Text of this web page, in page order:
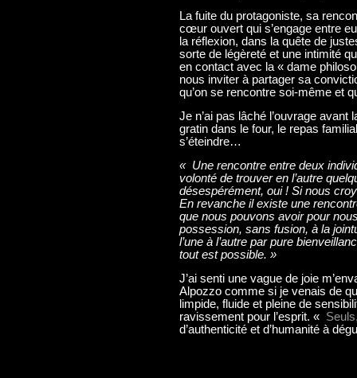
La fuite du protagoniste, sa
cœur ouvert qui s’engage entre
la réflexion, dans la quête de
sorte de légèreté et une intimité
en contact avec la « dame
nous inviter à partager sa
qu’on se rencontre soi-même et
Je n’ai pas lâché l’ouvrage avant
gratin dans le four, le repas
s’éteindre…
« Une rencontre entre deux
volonté de trouver en l’autre
désespérément, oui ! Si nous
En revanche il existe une
que nous pouvons avoir pour
possession, sans fusion, à la
l’une à l’autre par pure
tout est possible. »
J’ai senti une vague de joie
Alpozzo comme si je venais de
limpide, fluide et pleine de
ravissement pour l’esprit. «
d’authenticité et d’humanité à